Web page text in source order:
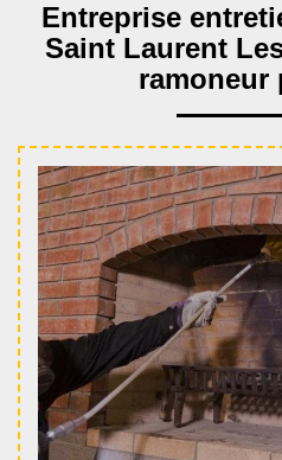
Entreprise
Saint Laurent
ramoneur